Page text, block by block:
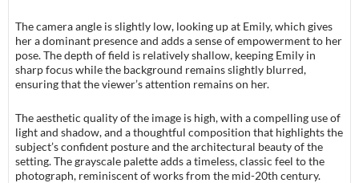
The camera angle is slightly low, looking up at Emily, which gives
her a dominant presence and adds a sense of empowerment to her
pose. The depth of field is relatively shallow, keeping Emily in
sharp focus while the background remains slightly blurred,
ensuring that the viewer’s attention remains on her.
The aesthetic quality of the image is high, with a compelling use of
light and shadow, and a thoughtful composition that highlights the
subject’s confident posture and the architectural beauty of the
setting. The grayscale palette adds a timeless, classic feel to the
photograph, reminiscent of works from the mid-20th century.